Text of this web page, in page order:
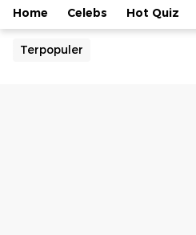
Home Celebs Hot Quiz
Terpopuler